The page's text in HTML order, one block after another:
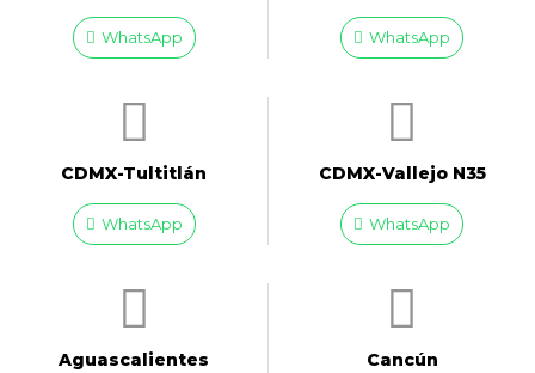
WhatsApp WhatsApp
CDMX-Tultitlán
WhatsApp
CDMX-Vallejo N35
WhatsApp
Aguascalientes Cancún